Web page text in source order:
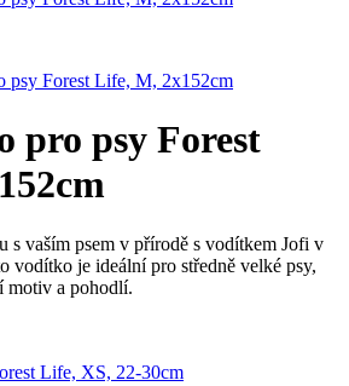
pro psy Forest
s vaším psem v přírodě s vodítkem Jofi v
vodítko je ideální pro středně velké psy,
motiv a pohodlí.